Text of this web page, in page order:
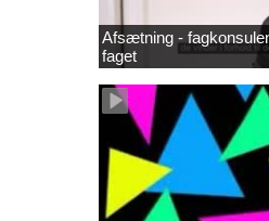
Afsætning -
faget